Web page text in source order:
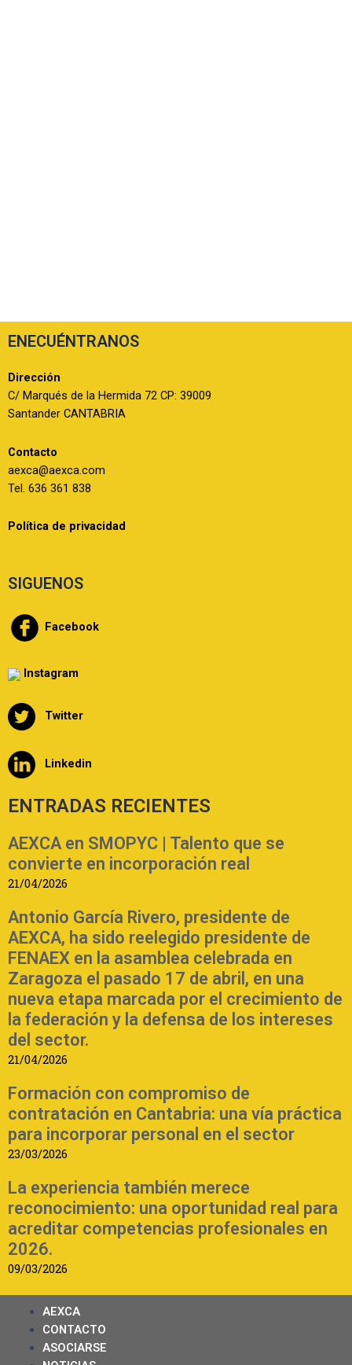
ENECUÉNTRANOS
Dirección
C/ Marqués de la Hermida 72 CP: 39009
Santander CANTABRIA
Contacto
aexca@aexca.com
Tel. 636 361 838
Política de privacidad
SIGUENOS
Facebook
Instagram
Twitter
Linkedin
ENTRADAS RECIENTES
AEXCA en SMOPYC | Talento que se
convierte en incorporación real
21/04/2026
Antonio García Rivero, presidente de
AEXCA, ha sido reelegido presidente de
FENAEX en la asamblea celebrada en
Zaragoza el pasado 17 de abril, en una
nueva etapa marcada por el crecimiento de
la federación y la defensa de los intereses
del sector.
21/04/2026
Formación con compromiso de
contratación en Cantabria: una vía práctica
para incorporar personal en el sector
23/03/2026
La experiencia también merece
reconocimiento: una oportunidad real para
acreditar competencias profesionales en
2026.
09/03/2026
AEXCA
CONTACTO
ASOCIARSE